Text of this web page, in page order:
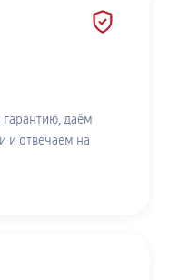
даём
и отвечаем на